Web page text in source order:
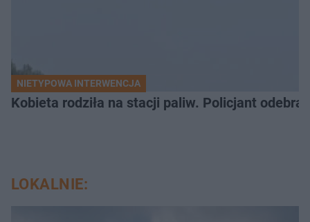
NIETYPOWA INTERWENCJA
Kobieta rodziła na stacji paliw. Policjant
LOKALNIE: